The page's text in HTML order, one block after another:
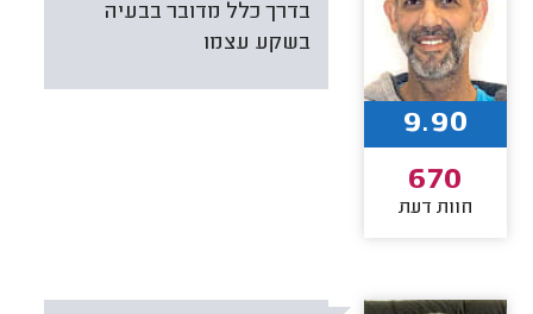
בדרך כלל מדובר בבעיה
בשקע עצמו
9.90
670
חוות דעת